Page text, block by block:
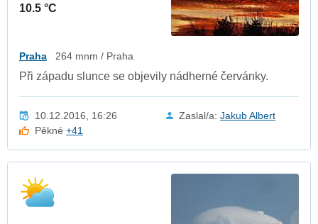
10.5 °C
Praha 264 mnm / Praha
Při západu slunce se objevily nádherné červánky.
10.12.2016, 16:26 Zaslal/a: Jakub Albert
Pěkné+41